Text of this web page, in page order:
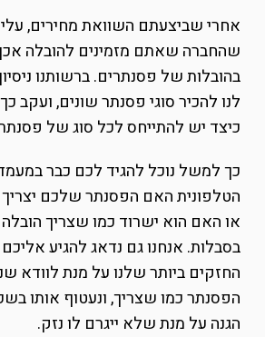
אחרי שביצעתם השוואת מחירים,
שהחברה שאתם מזמינים להובלה
בהובלות של פסנתרים. ברשותנו
לנו להכיר סוגי פסנתר שונים, ועקב
כיצד יש להתייחס לכל סוג של
כך למשל נוכל להגיד לכם כבר
הטלפונית האם הפסנתר שלכם
או האם הוא ישרוד כמו שצריך
בסבלות. אנחנו גם נדאג להגיע
החזקים ביותר שלנו על מנת לוודא
הפסנתר כמו שצריך, ונעטוף אותו
הגנה על מנת שלא ייגרם לו נזק.